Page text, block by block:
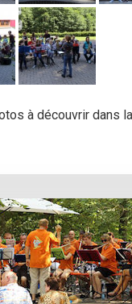
à découvrir dans